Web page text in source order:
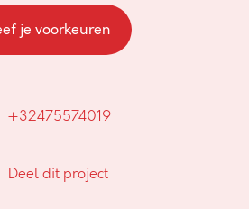
je voorkeuren
+32475574019
Deel dit project